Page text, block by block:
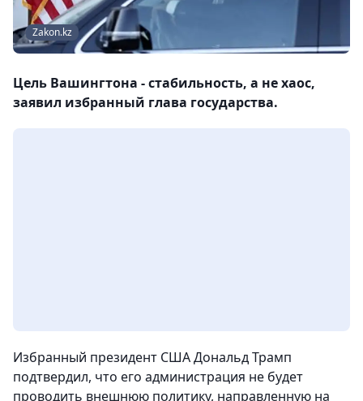
Zakon.kz
Цель Вашингтона - стабильность, а не хаос,
заявил избранный глава государства.
Избранный президент США Дональд Трамп
подтвердил, что его администрация не будет
проводить внешнюю политику, направленную на